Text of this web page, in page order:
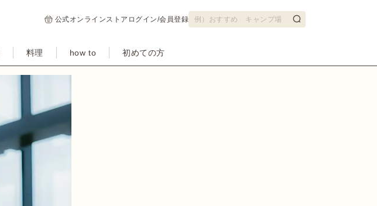
公式オンラインストア ログイン/会員登録
料理 how to 初めての方